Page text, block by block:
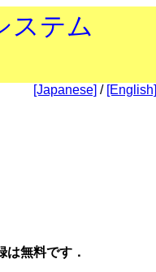
ステム
[Japanese] / [English]
は無料です．